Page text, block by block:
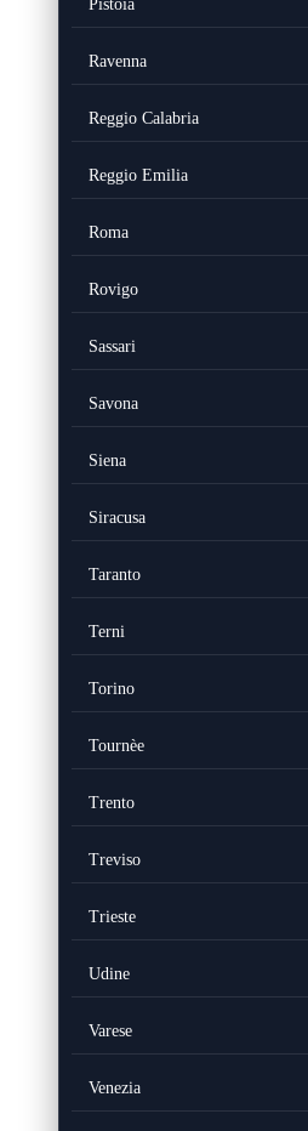
Pistoia
Ravenna
Reggio Calabria
Reggio Emilia
Roma
Rovigo
Sassari
Savona
Siena
Siracusa
Taranto
Terni
Torino
Tournèe
Trento
Treviso
Trieste
Udine
Varese
Venezia